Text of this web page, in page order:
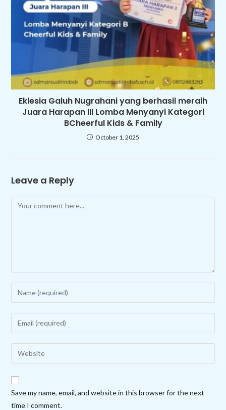
Eklesia Galuh Nugrahani yang berhasil meraih
Juara Harapan III Lomba Menyanyi Kategori
BCheerful Kids & Family
October 1, 2025
Leave a Reply
Comment
Enter
your
name
to
comment
Enter
your
email
address
comment
Enter
your
website
URL
Save my name, email, and website in this browser for the next
time I comment.